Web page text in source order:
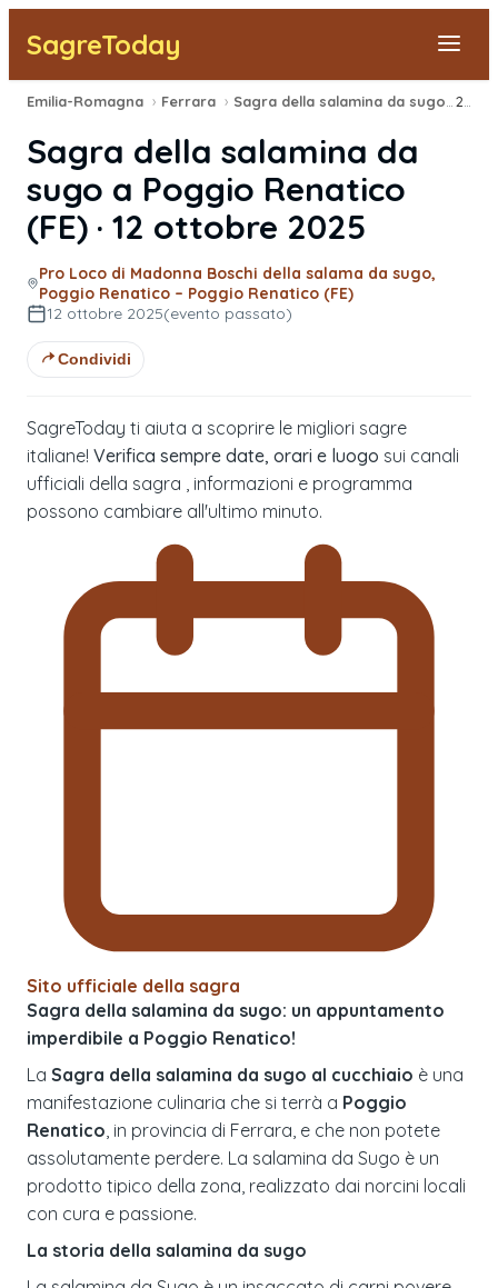
SagreToday
Segnala una sagra
Tutte le Sagre
Vicino a Me
Emilia-Romagna › Ferrara › ›
Sagra della salamina da
sugo a Poggio Renatico
(FE) · 12 ottobre 2025
Pro Loco di Madonna Boschi della salama da sugo,
Poggio Renatico – Poggio Renatico (FE)
12 ottobre 2025(evento passato)
Condividi
SagreToday ti aiuta a scoprire le migliori sagre
italiane! Verifica sempre date, orari e luogo sui canali
ufficiali della sagra , informazioni e programma
possono cambiare all'ultimo minuto.
Sito ufficiale della sagra
Sagra della salamina da sugo: un appuntamento
imperdibile a Poggio Renatico!
La Sagra della salamina da sugo al cucchiaio è una
manifestazione culinaria che si terrà a Poggio
Renatico , in provincia di Ferrara, e che non potete
assolutamente perdere. La salamina da Sugo è un
prodotto tipico della zona, realizzato dai norcini locali
con cura e passione.
La storia della salamina da sugo